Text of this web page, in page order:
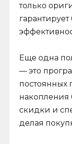
только
гарантирует
Еще одна
— это
постоянных
накопления
скидки и
делая